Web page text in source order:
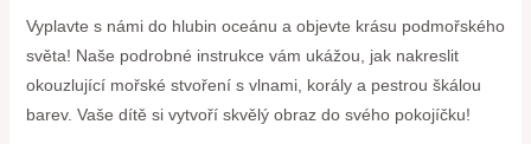
Vyplavte s námi do hlubin oceánu a objevte krásu podmořského
světa! Naše podrobné instrukce vám ukážou, jak nakreslit
okouzlující mořské stvoření s vlnami, korály a pestrou škálou
barev. Vaše dítě si vytvoří skvělý obraz do svého pokojíčku!